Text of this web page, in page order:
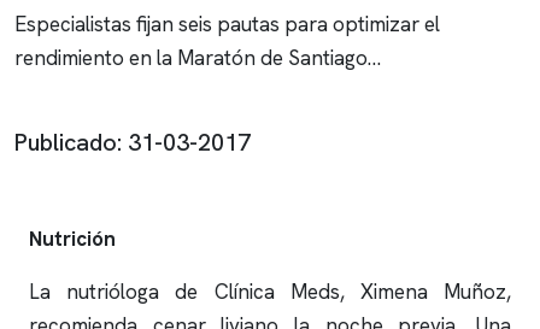
Especialistas fijan seis pautas para optimizar el
rendimiento en la Maratón de Santiago…
Publicado: 31-03-2017
Nutrición
La nutrióloga de Clínica Meds, Ximena Muñoz,